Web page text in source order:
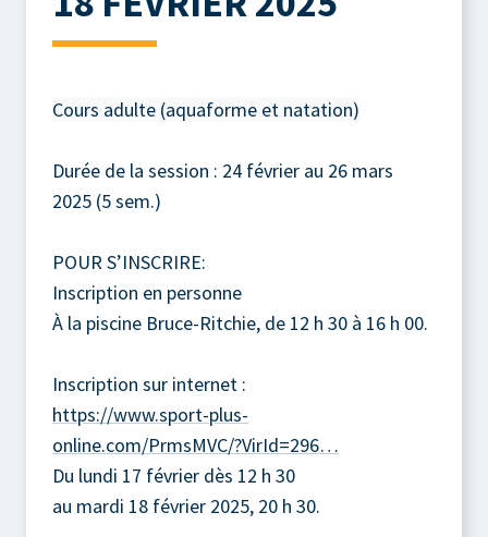
Cours adulte (aquaforme et natation)
Durée de la session : 24 février au 26 mars
2025 (5 sem.)
POUR S’INSCRIRE:
Inscription en personne
À la piscine Bruce-Ritchie, de 12 h 30 à 16 h 00.
Inscription sur internet :
https://www.sport-plus-
online.com/PrmsMVC/?VirId=296…
Du lundi 17 février dès 12 h 30
au mardi 18 février 2025, 20 h 30.